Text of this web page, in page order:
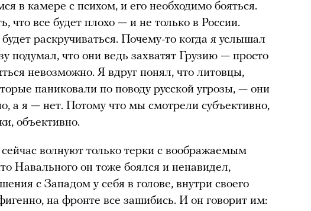
в камере с психом, и его необходимо бояться.
что все будет плохо — и не только в России.
раскручиваться. Почему-то когда я услышал
подумал, что они ведь захватят Грузию — просто
невозможно. Я вдруг понял, что литовцы,
паниковали по поводу русской угрозы, — они
а я — нет. Потому что мы смотрели субъективно,
объективно.
волнуют только терки с воображаемым
Навального он тоже боялся и ненавидел,
с Западом у себя в голове, внутри своего
на фронте все зашибись. И он говорит им: